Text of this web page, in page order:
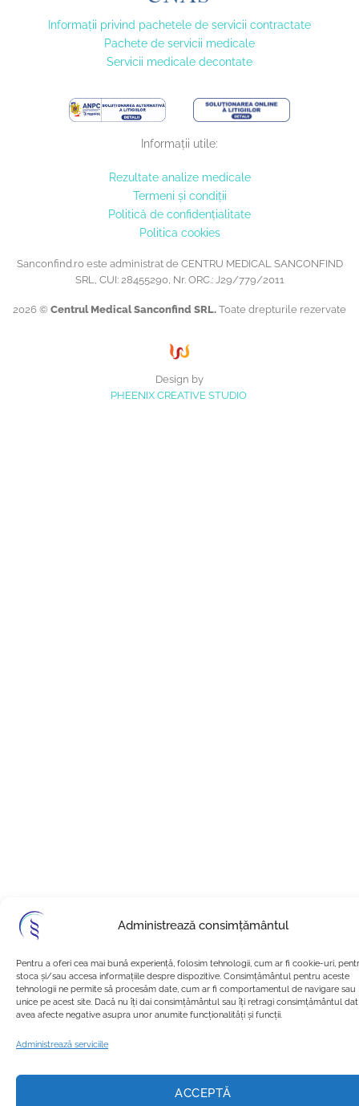
Administrează consimțământul
Pentru a oferi cea mai bună experiență, folosim tehnologii, cum ar fi cookie-uri,
stoca și/sau accesa informațiile despre dispozitive. Consimțământul pentru aceste
tehnologii ne permite să procesăm date, cum ar fi comportamentul de navigare sau
unice pe acest site. Dacă nu îți dai consimțământul sau îți retragi consimțământul
avea afecte negative asupra unor anumite funcționalități și funcții.
Administrează serviciile
ACCEPTĂ
Informaţii privind pachetele de servicii contractate
Pachete de servicii medicale
Servicii medicale decontate
Informații utile:
Rezultate analize medicale
Termeni și condiții
Politică de confidențialitate
Politica cookies
Sanconfind.ro este administrat de CENTRU MEDICAL SANCONFIND
SRL, CUI: 28455290, Nr. ORC.: J29/779/2011
2026 © Centrul Medical Sanconfind SRL. Toate drepturile rezervate
Design by
PHEENIX CREATIVE STUDIO